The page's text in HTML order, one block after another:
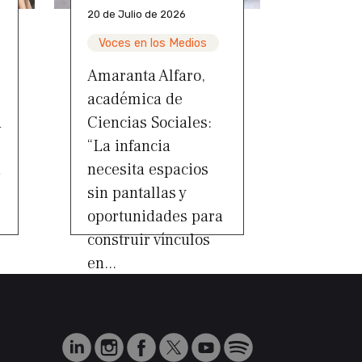
20 de Julio de 2026
Voces en los Medios
Amaranta Alfaro,
académica de
Ciencias Sociales:
“La infancia
necesita espacios
sin pantallas y
oportunidades para
construir vínculos
en...